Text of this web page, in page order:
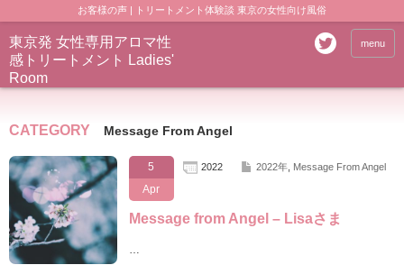
お客様の声 | トリートメント体験談 東京の女性向け風俗
東京発 女性専用アロマ性
感トリートメント Ladies'
Room
menu
CATEGORY Message From Angel
5
Apr
2022 2022年, Message From Angel
Message from Angel – Lisaさま
…